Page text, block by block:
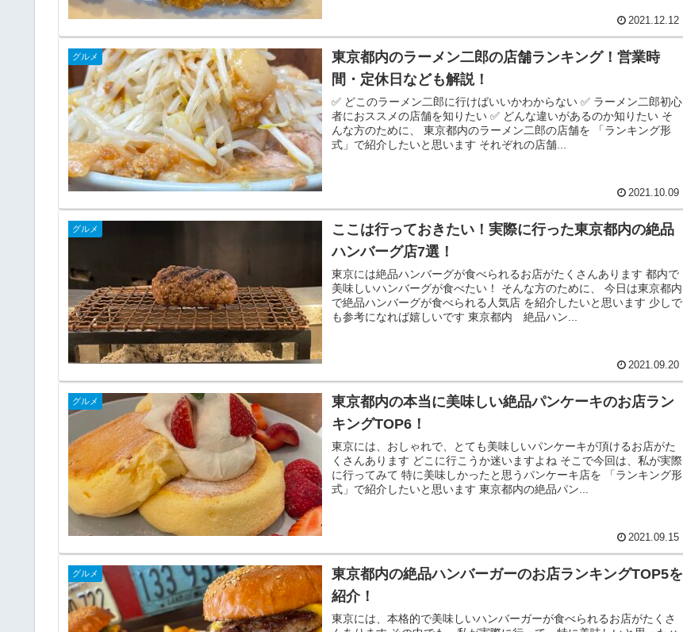
2021.12.12
グルメ
東京都内のラーメン二郎の店舗ランキング！営業時
間・定休日なども解説！
✅ どこのラーメン二郎に行けばいいかわからない ✅ ラーメン二郎初心
者におススメの店舗を知りたい ✅ どんな違いがあるのか知りたい そ
んな方のために、 東京都内のラーメン二郎の店舗を 「ランキング形
式」で紹介したいと思います それぞれの店舗...
2021.10.09
グルメ
ここは行っておきたい！実際に行った東京都内の絶品
ハンバーグ店7選！
東京には絶品ハンバーグが食べられるお店がたくさんあります 都内で
美味しいハンバーグが食べたい！ そんな方のために、 今日は東京都内
で絶品ハンバーグが食べられる人気店 を紹介したいと思います 少しで
も参考になれば嬉しいです 東京都内 絶品ハン...
2021.09.20
グルメ
東京都内の本当に美味しい絶品パンケーキのお店ラン
キングTOP6！
東京には、おしゃれで、とても美味しいパンケーキが頂けるお店がた
くさんあります どこに行こうか迷いますよね そこで今回は、私が実際
に行ってみて 特に美味しかったと思うパンケーキ店を 「ランキング形
式」で紹介したいと思います 東京都内の絶品パン...
2021.09.15
グルメ
東京都内の絶品ハンバーガーのお店ランキングTOP5を
紹介！
東京には、本格的で美味しいハンバーガーが食べられるお店がたくさ